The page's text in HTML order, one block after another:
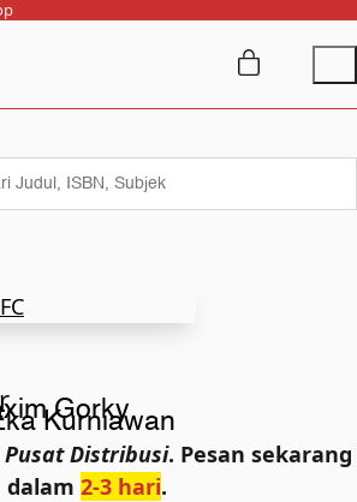
Gorky
Kurniawan
Pusat Distribusi. Pesan sekarang
2-3 hari.